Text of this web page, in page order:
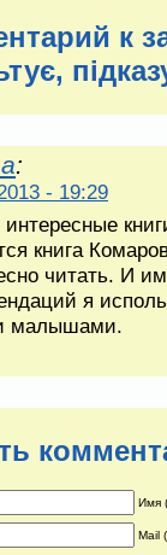
к
:
- 19:29
книга
читать. И
я
малышами.
Имя
Mail